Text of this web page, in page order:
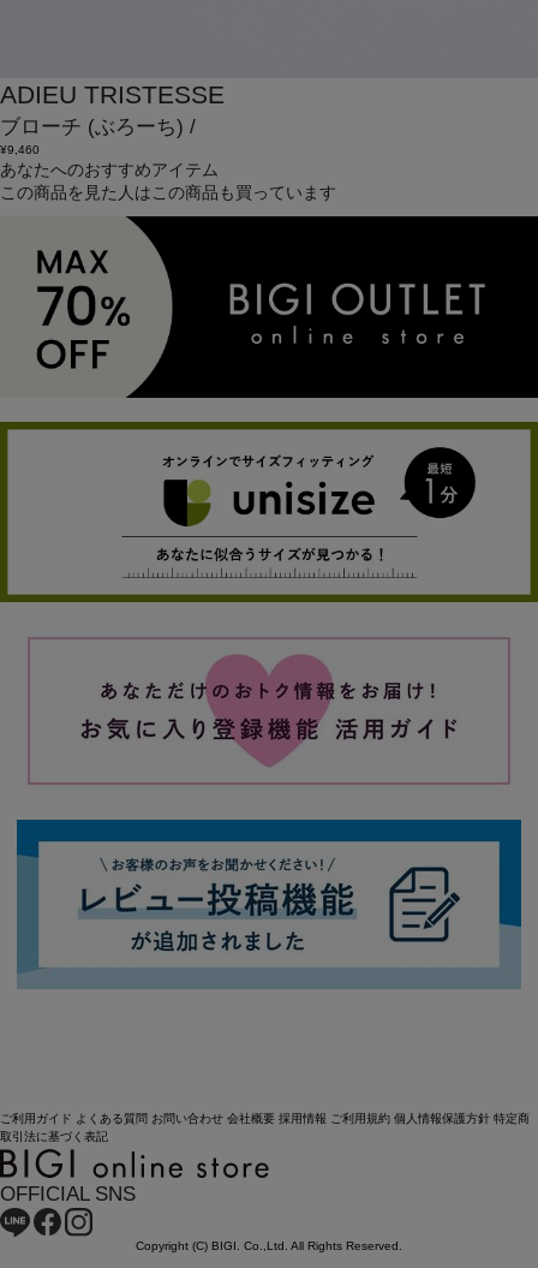
ADIEU TRISTESSE
ブローチ (ぶろーち) /
¥9,460
あなたへのおすすめアイテム
この商品を見た人はこの商品も買っています
ご利用ガイド よくある質問 お問い合わせ 会社概要 採用情報 ご利用規約 個人情報保護方針 特定商
取引法に基づく表記
OFFICIAL SNS
Copyright (C) BIGI. Co.,Ltd. All Rights Reserved.